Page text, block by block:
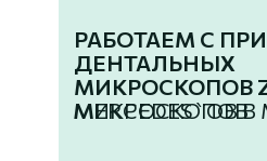
РАБОТАЕМ С
ДЕНТАЛЬНЫХ
МИКРОСКОПОВ
MERCEDES`ОВ
МИКРОСКОПОВ